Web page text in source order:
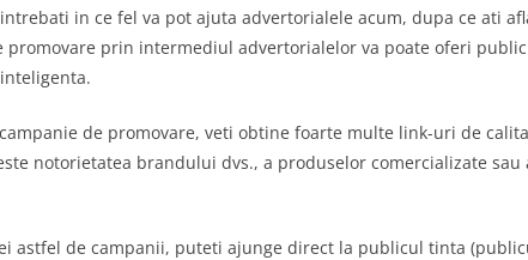
in ce fel va pot ajuta advertorialele acum, dupa ce ati
promovare prin intermediul advertorialelor va poate oferi
de promovare, veti obtine foarte multe link-uri de
notorietatea brandului dvs., a produselor comercializate sau
astfel de campanii, puteti ajunge direct la publicul tinta